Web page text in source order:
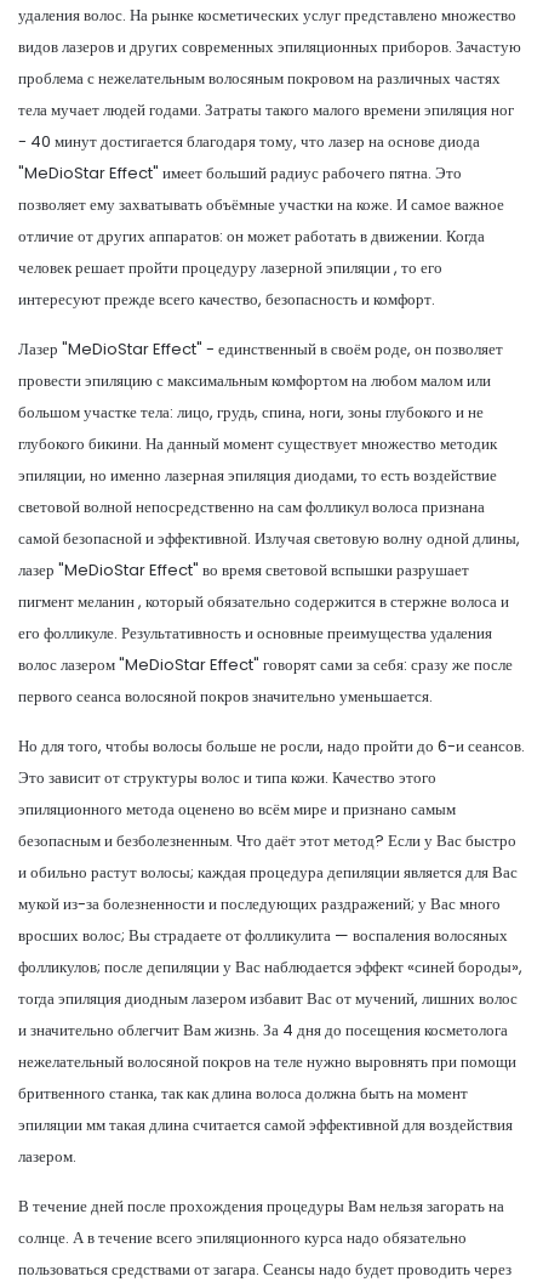
удаления волос. На рынке косметических услуг представлено множество
видов лазеров и других современных эпиляционных приборов. Зачастую
проблема с нежелательным волосяным покровом на различных частях
тела мучает людей годами. Затраты такого малого времени эпиляция ног
- 40 минут достигается благодаря тому, что лазер на основе диода
"MeDioStar Effect" имеет больший радиус рабочего пятна. Это
позволяет ему захватывать объёмные участки на коже. И самое важное
отличие от других аппаратов: он может работать в движении. Когда
человек решает пройти процедуру лазерной эпиляции , то его
интересуют прежде всего качество, безопасность и комфорт.
Лазер "MeDioStar Effect" - единственный в своём роде, он позволяет
провести эпиляцию с максимальным комфортом на любом малом или
большом участке тела: лицо, грудь, спина, ноги, зоны глубокого и не
глубокого бикини. На данный момент существует множество методик
эпиляции, но именно лазерная эпиляция диодами, то есть воздействие
световой волной непосредственно на сам фолликул волоса признана
самой безопасной и эффективной. Излучая световую волну одной длины,
лазер "MeDioStar Effect" во время световой вспышки разрушает
пигмент меланин , который обязательно содержится в стержне волоса и
его фолликуле. Результативность и основные преимущества удаления
волос лазером "MeDioStar Effect" говорят сами за себя: сразу же после
первого сеанса волосяной покров значительно уменьшается.
Но для того, чтобы волосы больше не росли, надо пройти до 6-и сеансов.
Это зависит от структуры волос и типа кожи. Качество этого
эпиляционного метода оценено во всём мире и признано самым
безопасным и безболезненным. Что даёт этот метод? Если у Вас быстро
и обильно растут волосы; каждая процедура депиляции является для Вас
мукой из-за болезненности и последующих раздражений; у Вас много
вросших волос; Вы страдаете от фолликулита — воспаления волосяных
фолликулов; после депиляции у Вас наблюдается эффект «синей бороды»,
тогда эпиляция диодным лазером избавит Вас от мучений, лишних волос
и значительно облегчит Вам жизнь. За 4 дня до посещения косметолога
нежелательный волосяной покров на теле нужно выровнять при помощи
бритвенного станка, так как длина волоса должна быть на момент
эпиляции мм такая длина считается самой эффективной для воздействия
лазером.
В течение дней после прохождения процедуры Вам нельзя загорать на
солнце. А в течение всего эпиляционного курса надо обязательно
пользоваться средствами от загара. Сеансы надо будет проводить через